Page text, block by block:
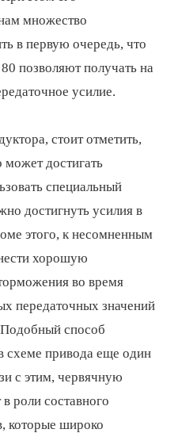
множество
в первую очередь, что
позволяют получать на
усилие.
стоит отметить,
может достигать
специальный
достигнуть усилия в
этого, к несомненным
хорошую
во время
передаточных значений
способ
схеме привода еще один
с этим, червячную
роли составного
которые широко
335
84
13